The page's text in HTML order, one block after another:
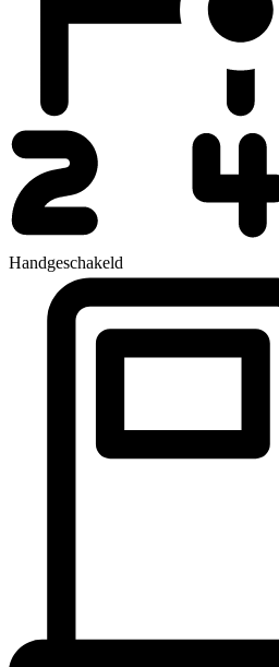
Handgeschakeld